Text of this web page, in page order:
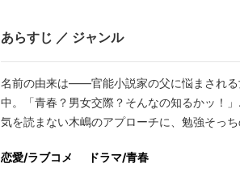
あらすじ ／ ジャンル
名前の由来は――官能小説家の父に悩まされる
中。「青春？男女交際？そんなの知るかッ！
気を読まない木嶋のアプローチに、勉強そっ
恋愛/ラブコメ ドラマ/青春